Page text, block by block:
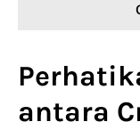
antara